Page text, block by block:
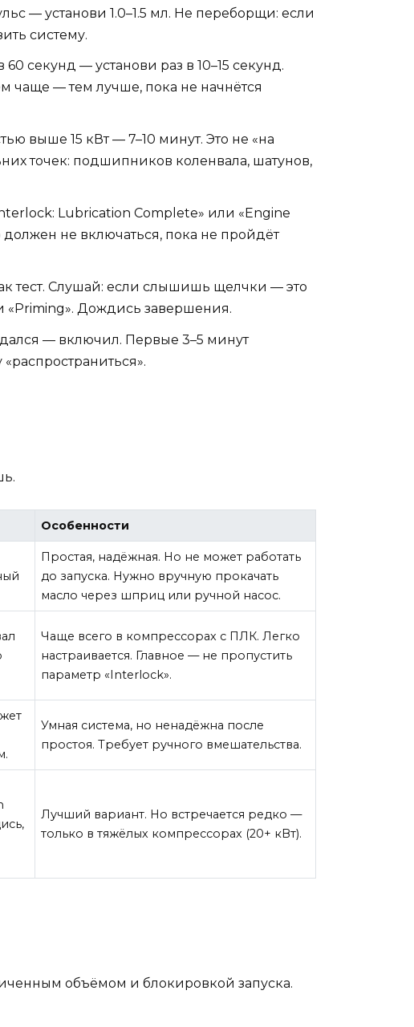
— установи 1.0–1.5 мл. Не переборщи: если
систему.
секунд — установи раз в 10–15 секунд.
чаще — тем лучше, пока не начнётся
выше 15 кВт — 7–10 минут. Это не «на
точек: подшипников коленвала, шатунов,
Lubrication Complete» или «Engine
не включаться, пока не пройдёт
тест. Слушай: если слышишь щелчки — это
«Priming». Дождись завершения.
— включил. Первые 3–5 минут
Особенности
Простая, надёжная. Но не может работать
до запуска. Нужно вручную прокачать
масло через шприц или ручной насос.
Чаще всего в компрессорах с ПЛК. Легко
настраивается. Главное — не пропустить
параметр «Interlock».
Умная система, но ненадёжна после
простоя. Требует ручного вмешательства.
Лучший вариант. Но встречается редко —
только в тяжёлых компрессорах (20+ кВт).
объёмом и блокировкой запуска.